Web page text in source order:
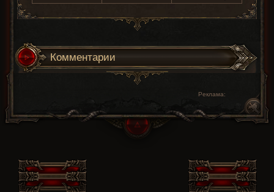
Комментарии
Реклама: